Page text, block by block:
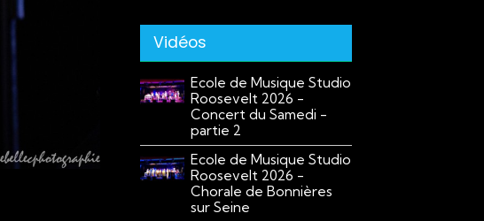
Vidéos
Ecole de Musique Studio
Roosevelt 2026 -
Concert du Samedi -
partie 2
Ecole de Musique Studio
Roosevelt 2026 -
Chorale de Bonnières
sur Seine